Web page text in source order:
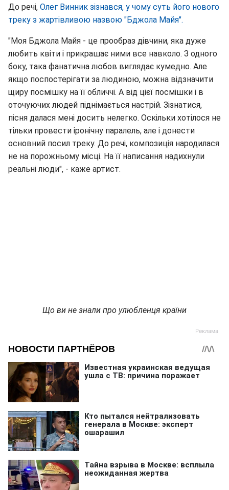
До речі, Олег Винник зізнався, у чому суть його нового
треку з жартівливою назвою "Бджола Майя".
"Моя Бджола Майя - це прообраз дівчини, яка дуже
любить квіти і прикрашає ними все навколо. З одного
боку, така фанатична любов виглядає кумедно. Але
якщо поспостерігати за людиною, можна відзначити
щиру посмішку на її обличчі. А від цієї посмішки і в
оточуючих людей піднімається настрій. Зізнатися,
пісня далася мені досить нелегко. Оскільки хотілося не
тільки провести іронічну паралель, але і донести
основний посил треку. До речі, композиція народилася
не на порожньому місці. На її написання надихнули
реальні люди", - каже артист.
Що ви не знали про улюбленця країни